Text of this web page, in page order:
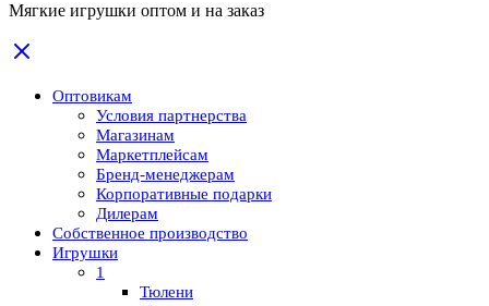
Мягкие игрушки оптом и на заказ
Оптовикам
Условия партнерства
Магазинам
Маркетплейсам
Бренд-менеджерам
Корпоративные подарки
Дилерам
Собственное производство
Игрушки
1
Тюлени